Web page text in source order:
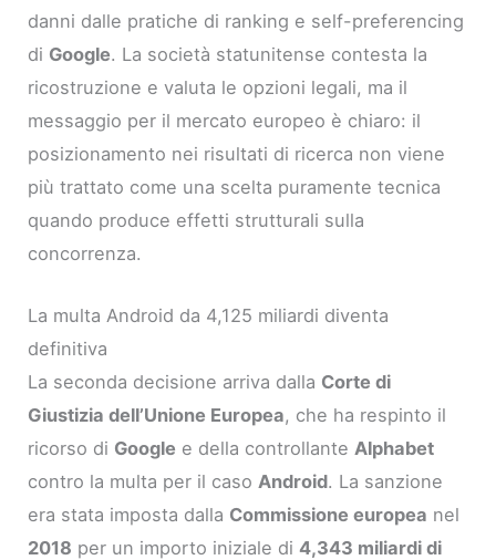
danni dalle pratiche di ranking e self-preferencing
di Google. La società statunitense contesta la
ricostruzione e valuta le opzioni legali, ma il
messaggio per il mercato europeo è chiaro: il
posizionamento nei risultati di ricerca non viene
più trattato come una scelta puramente tecnica
quando produce effetti strutturali sulla
concorrenza.
La multa Android da 4,125 miliardi diventa
definitiva
La seconda decisione arriva dalla Corte di
Giustizia dell’Unione Europea, che ha respinto il
ricorso di Google e della controllante Alphabet
contro la multa per il caso Android. La sanzione
era stata imposta dalla Commissione europea nel
2018 per un importo iniziale di4,343 miliardi di